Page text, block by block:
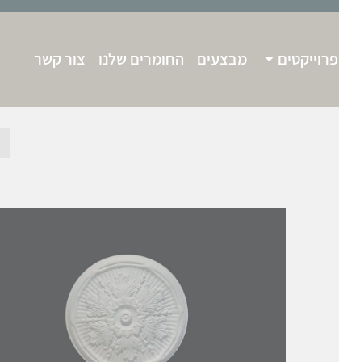
פרוייקטים מבצעים החומרים שלנו צור קשר